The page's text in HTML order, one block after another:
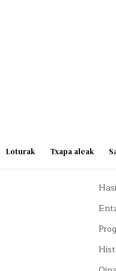
Loturak Txapa aleak